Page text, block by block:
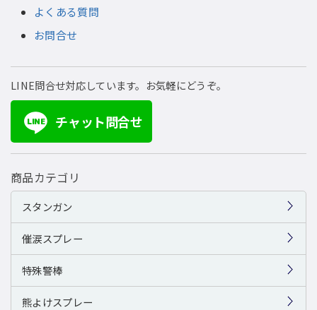
よくある質問
お問合せ
LINE問合せ対応しています。お気軽にどうぞ。
LINE チャット問合せ
商品カテゴリ
スタンガン
催涙スプレー
特殊警棒
熊よけスプレー